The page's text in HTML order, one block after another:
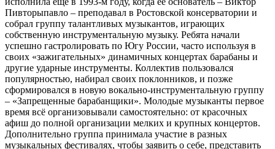
Пивторыпавло – преподавал в Ростовской консерватории и
собрал группу талантливых музыкантов, играющих
собственную инструментальную музыку. Ребята начали
успешно гастролировать по Югу России, часто используя в
своих «зажигательных» динамичных концертах барабаны и
другие ударные инструменты. Коллектив пользовался
популярностью, набирал своих поклонников, и позже
сформировался в новую вокально-инструментальную группу
– «Запрещенные барабанщики». Молодые музыканты первое
время всё организовывали самостоятельно: от красочных
афиш до полной организации мелких и крупных концертов.
Дополнительно группа принимала участие в разных
музыкальных фестивалях, чтобы заявить о себе, представить